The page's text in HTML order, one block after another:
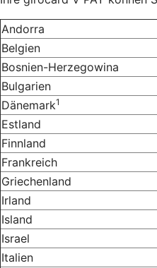
Andorra
Belgien
Bosnien-Herzegowina
Bulgarien
Dänemark1
Estland
Finnland
Frankreich
Griechenland
Irland
Island
Israel
Italien